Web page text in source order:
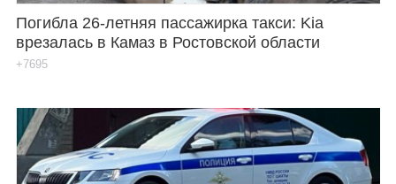
Погибла 26-летняя пассажирка такси: Kia
врезалась в Камаз в Ростовской области
+7695